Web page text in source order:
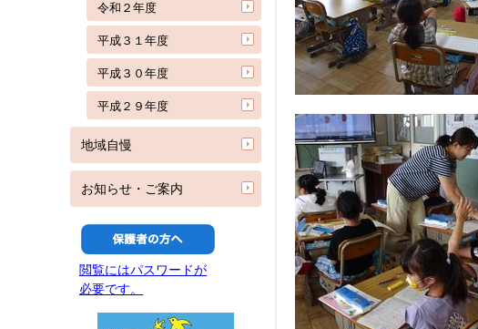
令和２年度
平成３１年度
平成３０年度
平成２９年度
地域自慢
お知らせ・ご案内
閲覧にはパスワードが
必要です。